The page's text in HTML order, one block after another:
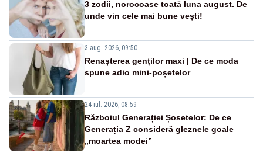
3 zodii, norocoase toată luna august. De
unde vin cele mai bune vești!
3 aug. 2026, 09:50
Renașterea genților maxi | De ce moda
spune adio mini-poșetelor
24 iul. 2026, 08:59
Războiul Generației Șosetelor: De ce
Generația Z consideră gleznele goale
„moartea modei”